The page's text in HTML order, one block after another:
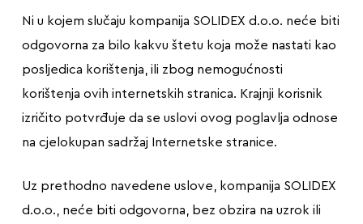
Ni u kojem slučaju kompanija SOLIDEX d.o.o. neće biti
odgovorna za bilo kakvu štetu koja može nastati kao
posljedica korištenja, ili zbog nemogućnosti
korištenja ovih internetskih stranica. Krajnji korisnik
izričito potvrđuje da se uslovi ovog poglavlja odnose
na cjelokupan sadržaj Internetske stranice.
Uz prethodno navedene uslove, kompanija SOLIDEX
d.o.o., neće biti odgovorna, bez obzira na uzrok ili